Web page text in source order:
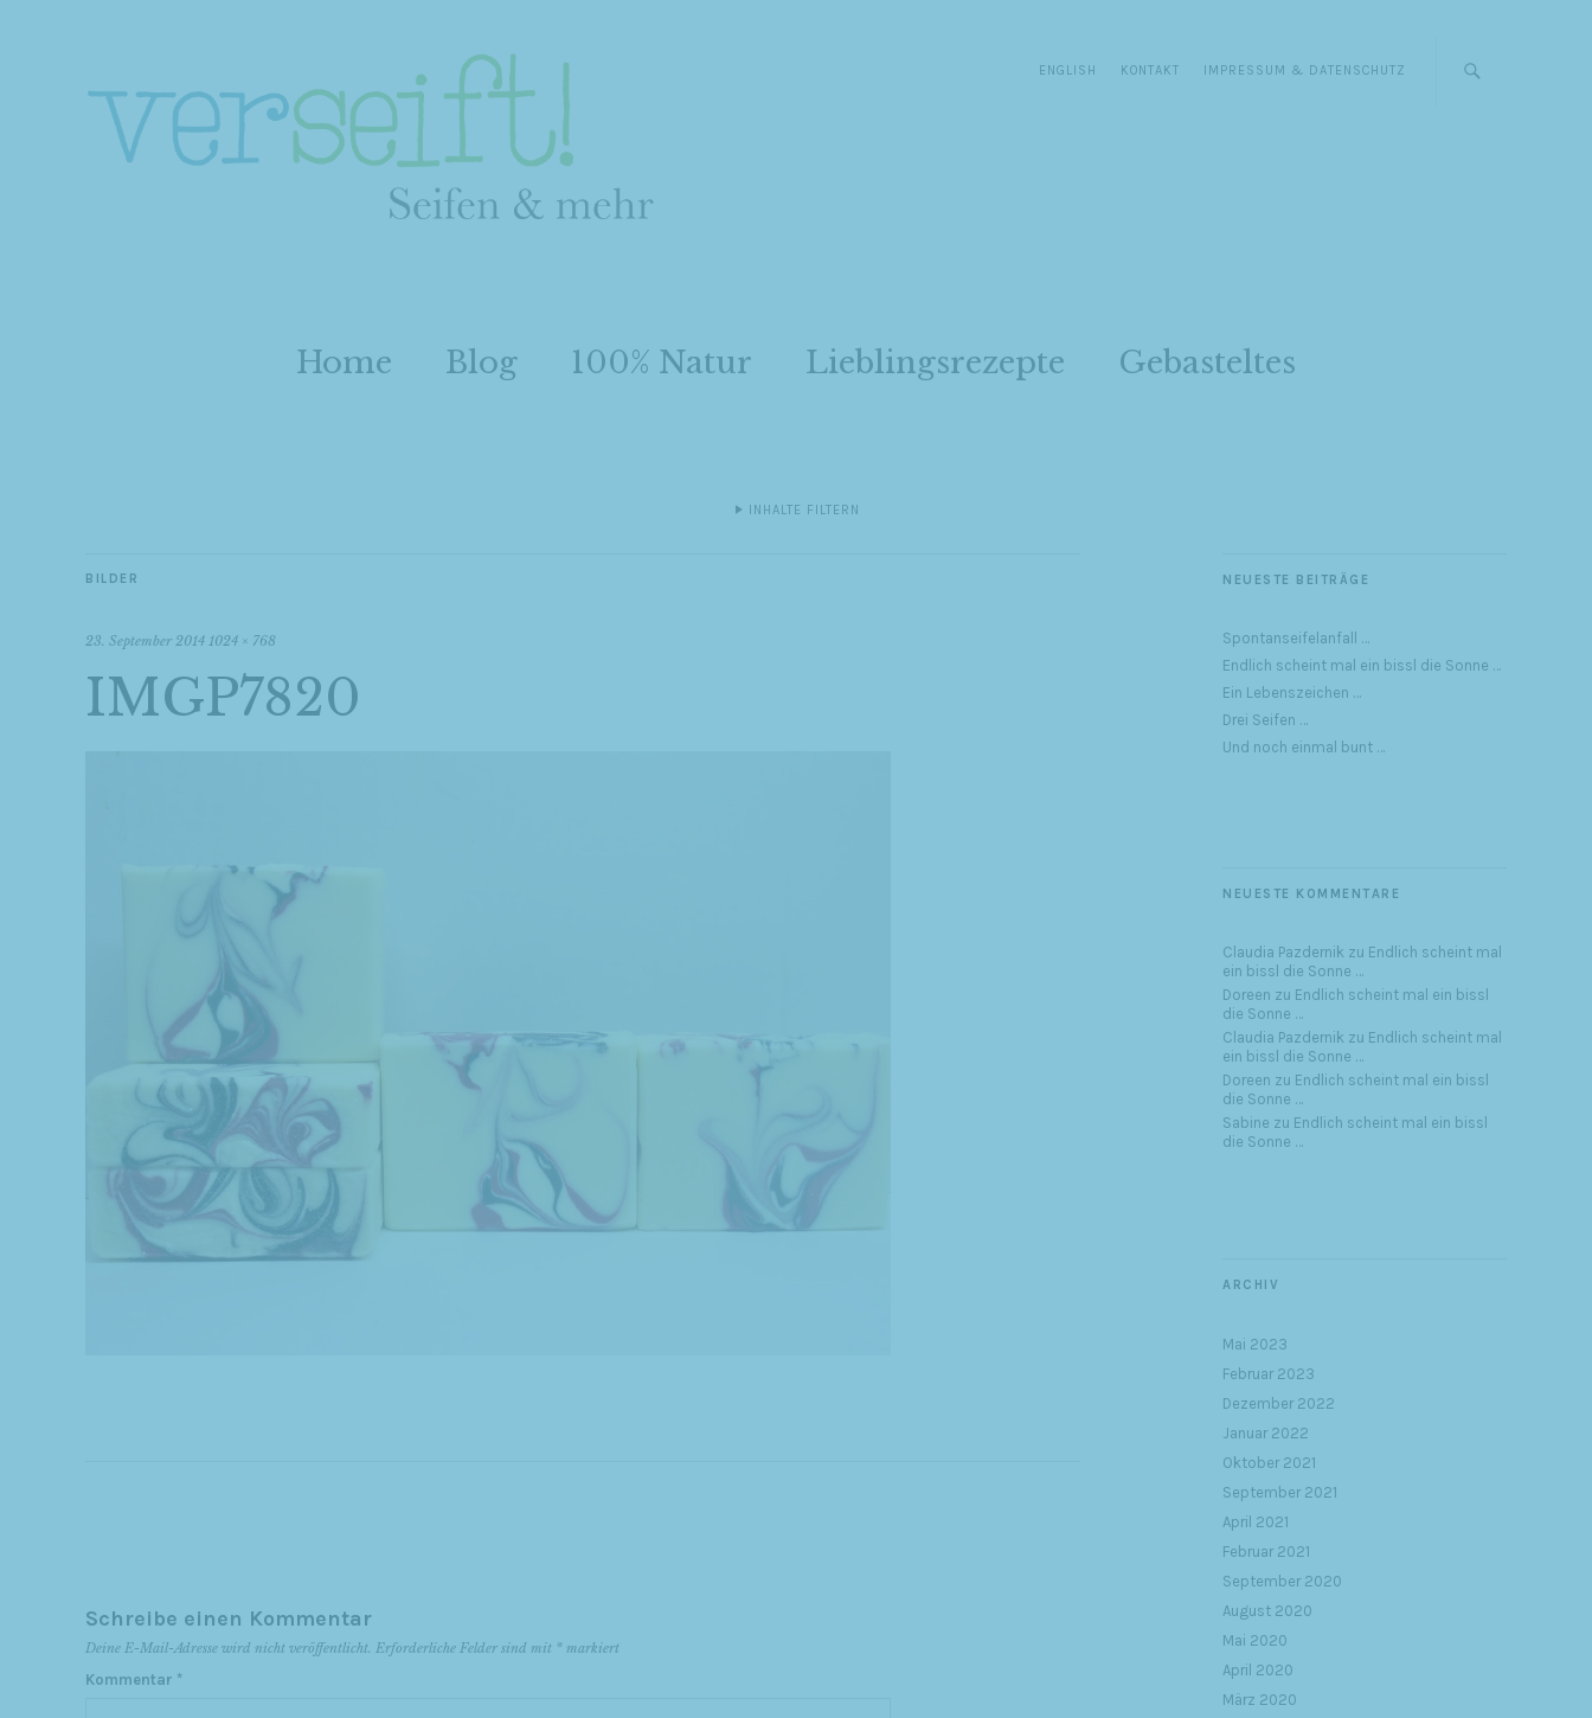
ENGLISH KONTAKT IMPRESSUM & DATENSCHUTZ
Home Blog 100% Natur Lieblingsrezepte Gebasteltes
INHALTE FILTERN
BILDER
23. September 2014 1024 × 768
IMGP7820
Schreibe einen Kommentar
Deine E-Mail-Adresse wird nicht veröffentlicht. Erforderliche Felder sind mit * markiert
Kommentar *
NEUESTE BEITRÄGE
Spontanseifelanfall …
Endlich scheint mal ein bissl die Sonne …
Ein Lebenszeichen …
Drei Seifen …
Und noch einmal bunt …
NEUESTE KOMMENTARE
Claudia Pazdernik zu Endlich scheint mal
ein bissl die Sonne …
Doreen zu Endlich scheint mal ein bissl
die Sonne …
Claudia Pazdernik zu Endlich scheint mal
ein bissl die Sonne …
Doreen zu Endlich scheint mal ein bissl
die Sonne …
Sabine zu Endlich scheint mal ein bissl
die Sonne …
ARCHIV
Mai 2023
Februar 2023
Dezember 2022
Januar 2022
Oktober 2021
September 2021
April 2021
Februar 2021
September 2020
August 2020
Mai 2020
April 2020
März 2020